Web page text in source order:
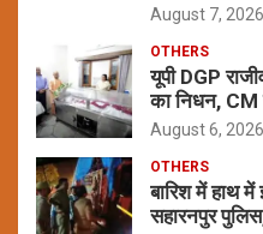
August 7, 2026
OTHERS
यूपी DGP
का निधन, CM
August 6, 2026
OTHERS
बारिश में हाथ
सहारनपुर